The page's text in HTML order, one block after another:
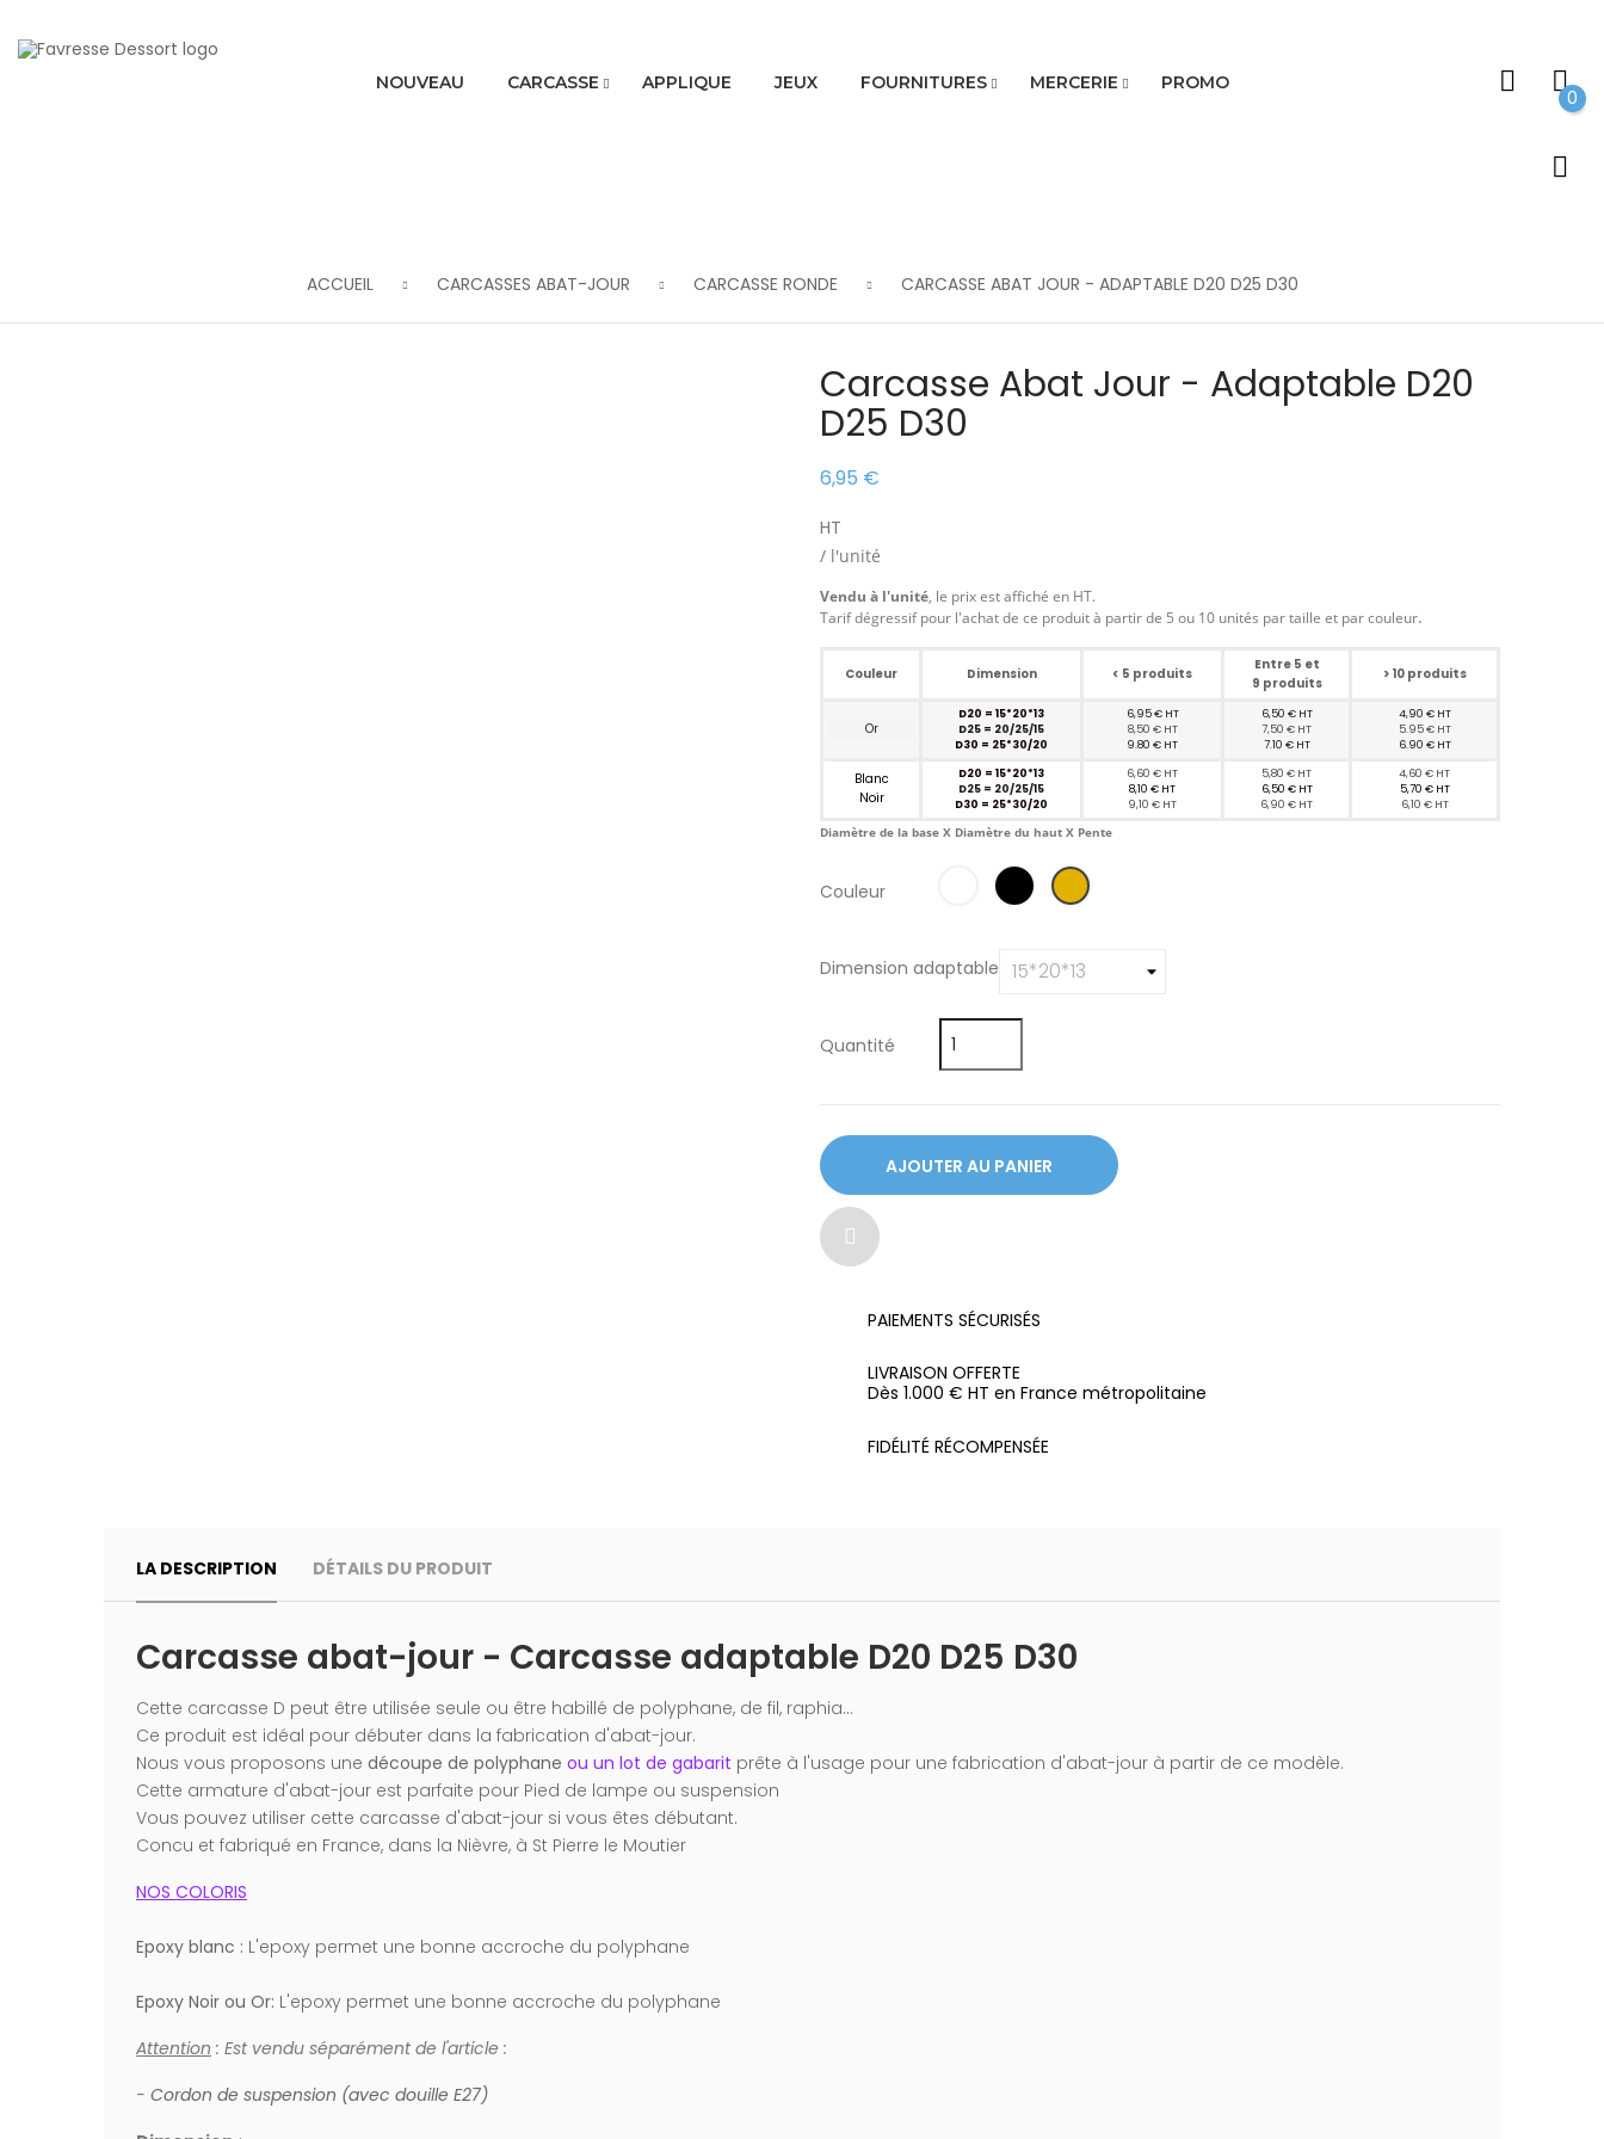
NOUVEAU CARCASSE APPLIQUE JEUX FOURNITURES MERCERIE PROMO
0
ACCUEIL CARCASSES ABAT-JOUR CARCASSE RONDE CARCASSE ABAT JOUR - ADAPTABLE D20 D25 D30
Carcasse Abat Jour - Adaptable D20
D25 D30
6,95 €
HT
/ l'unité
Vendu à l'unité, le prix est affiché en HT.
Tarif dégressif pour l'achat de ce produit à partir de 5 ou 10 unités par taille et par couleur.
Couleur Dimension < 5 produits
Entre 5 et
9 produits
> 10 produits
Or
D20 = 15*20*13
D25 = 20/25/15
D30 = 25*30/20
6,95 € HT
8,50 € HT
9.80 € HT
6,50 € HT
7,50 € HT
7.10 € HT
4,90 € HT
5.95 € HT
6.90 € HT
Blanc
Noir
D20 = 15*20*13
D25 = 20/25/15
D30 = 25*30/20
6,60 € HT
8,10 € HT
9,10 € HT
5,80 € HT
6,50 € HT
6,90 € HT
4,60 € HT
5,70 € HT
6,10 € HT
Diamètre de la base X Diamètre du haut X Pente
Couleur
Dimension adaptable
Quantité
AJOUTER AU PANIER
PAIEMENTS SÉCURISÉS
LIVRAISON OFFERTE
Dès 1.000 € HT en France métropolitaine
FIDÉLITÉ RÉCOMPENSÉE
LA DESCRIPTION DÉTAILS DU PRODUIT
Carcasse abat-jour - Carcasse adaptable D20 D25 D30
Cette carcasse D peut être utilisée seule ou être habillé de polyphane, de fil, raphia...
Ce produit est idéal pour débuter dans la fabrication d'abat-jour.
Nous vous proposons une découpe de polyphane ou un lot de gabarit prête à l'usage pour une fabrication d'abat-jour à partir de ce modèle.
Cette armature d'abat-jour est parfaite pour Pied de lampe ou suspension
Vous pouvez utiliser cette carcasse d'abat-jour si vous êtes débutant.
Concu et fabriqué en France, dans la Nièvre, à St Pierre le Moutier
NOS COLORIS
Epoxy blanc : L'epoxy permet une bonne accroche du polyphane
Epoxy Noir ou Or: L'epoxy permet une bonne accroche du polyphane
Attention : Est vendu séparément de l'article :
- Cordon de suspension (avec douille E27)